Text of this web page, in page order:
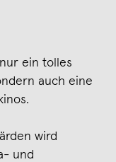
ein tolles
auch eine
wird
und